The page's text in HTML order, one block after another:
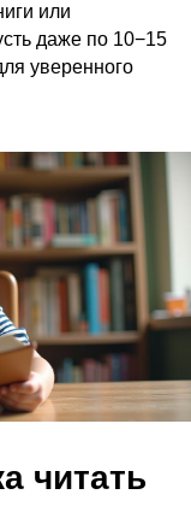
или
даже по 10−15
уверенного
читать